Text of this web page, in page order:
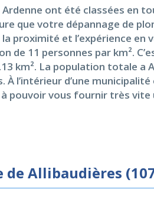
ont été classées en
que votre dépannage de
proximité et l’expérience en
11 personnes par km².
km². La population totale a
l’intérieur d’une
pouvoir vous fournir très
de Allibaudières